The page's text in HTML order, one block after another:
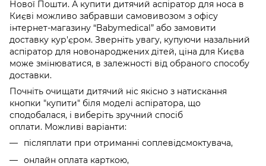
Нової Пошти. А купити дитячий аспіратор для носа в
Києві можливо забравши самовивозом з офісу
інтернет-магазину “Babymedical” або замовити
доставку кур'єром. Зверніть увагу, купуючи назальний
аспіратор для новонароджених дітей, ціна для Києва
може змінюватися, в залежності від обраного способу
доставки.
Почніть очищати дитячий ніс якісно з натискання
кнопки "купити" біля моделі аспіратора, що
сподобалася, і виберіть зручний спосіб
оплати. Можливі варіанти:
післяплати при отриманні соплевідсмоктувача,
онлайн оплата карткою,